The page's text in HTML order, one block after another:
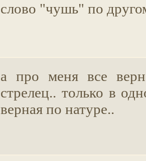
слово "чушь" по
а про меня все
стрелец.. только в
верная по натуре..